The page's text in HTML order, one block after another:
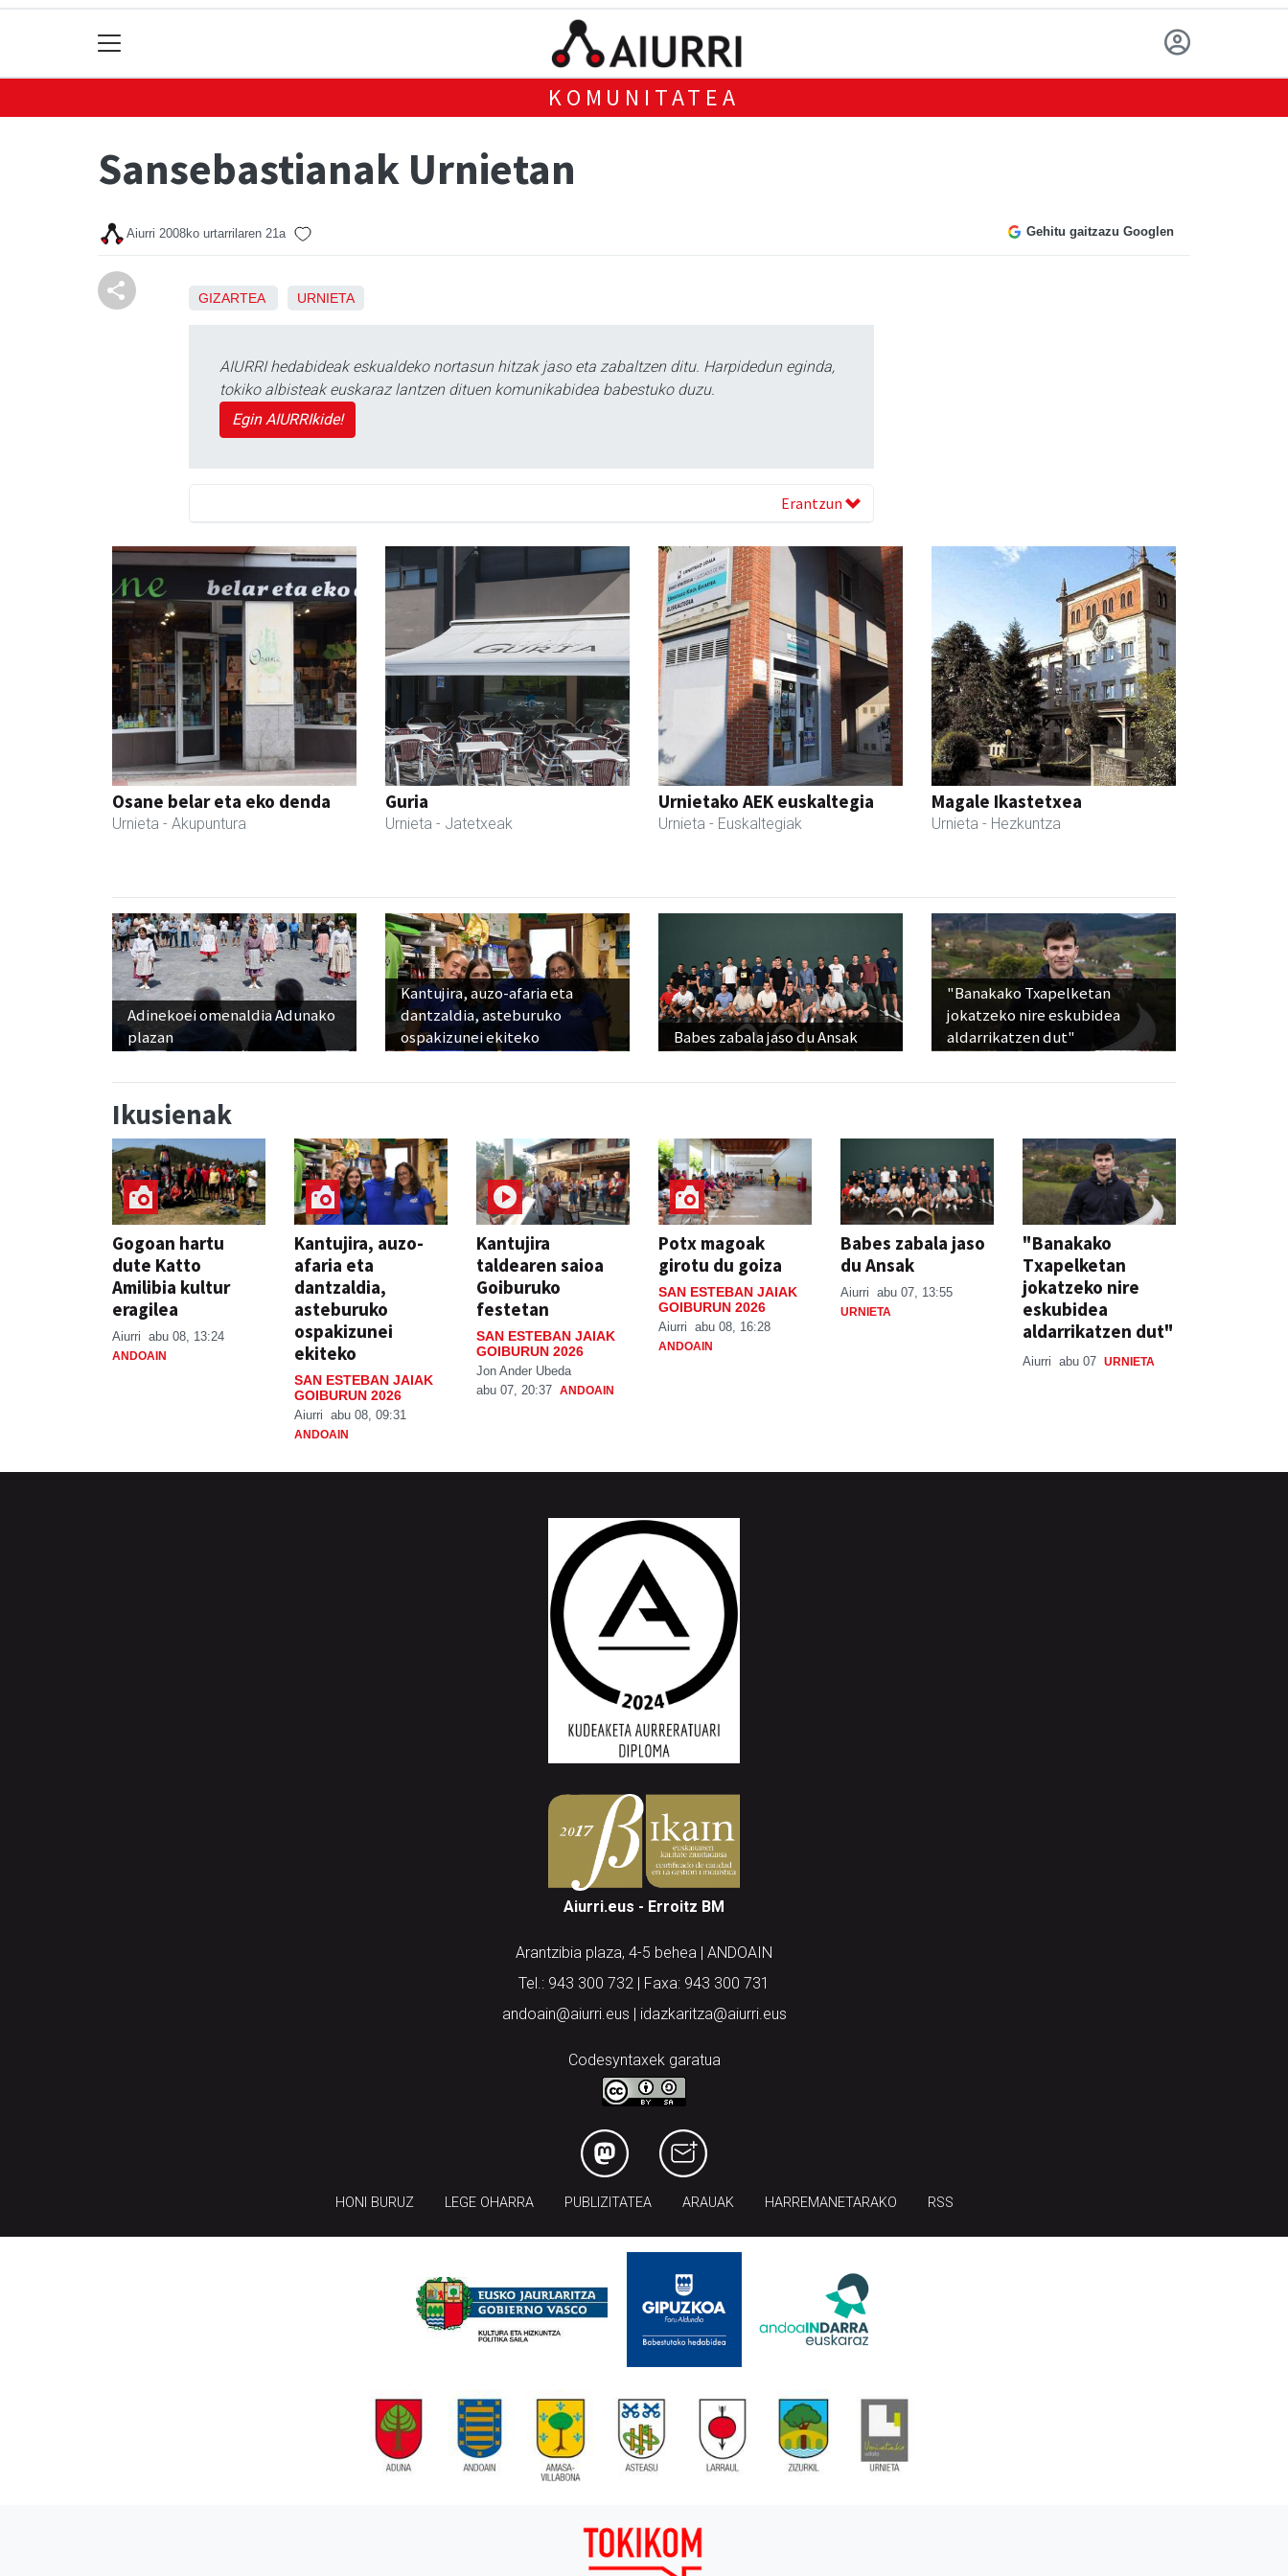
KOMUNITATEA
Sansebastianak Urnietan
Aiurri 2008ko urtarrilaren 21a Gehitu gaitzazu Googlen
GIZARTEA URNIETA
AIURRI hedabideak eskualdeko nortasun hitzak jaso eta zabaltzen ditu. Harpidedun eginda,
tokiko albisteak euskaraz lantzen dituen komunikabidea babestuko duzu.
Egin AIURRIkide!
Erantzun
Osane belar eta eko denda
Urnieta - Akupuntura
Guria
Urnieta - Jatetxeak
Urnietako AEK euskaltegia
Urnieta - Euskaltegiak
Magale Ikastetxea
Urnieta - Hezkuntza
Adinekoei omenaldia Adunako
plazan
Kantujira, auzo-afaria eta
dantzaldia, asteburuko
ospakizunei ekiteko
Babes zabala jaso du Ansak
"Banakako Txapelketan
jokatzeko nire eskubidea
aldarrikatzen dut"
Ikusienak
Gogoan hartu
dute Katto
Amilibia kultur
eragilea
Aiurri abu 08, 13:24
ANDOAIN
Kantujira, auzo-
afaria eta
dantzaldia,
asteburuko
ospakizunei
ekiteko
SAN ESTEBAN JAIAK
GOIBURUN 2026
Aiurri abu 08, 09:31
ANDOAIN
Kantujira
taldearen saioa
Goiburuko
festetan
SAN ESTEBAN JAIAK
GOIBURUN 2026
Jon Ander Ubeda
abu 07, 20:37 ANDOAIN
Potx magoak
girotu du goiza
SAN ESTEBAN JAIAK
GOIBURUN 2026
Aiurri abu 08, 16:28
ANDOAIN
Babes zabala jaso
du Ansak
Aiurri abu 07, 13:55
URNIETA
"Banakako
Txapelketan
jokatzeko nire
eskubidea
aldarrikatzen dut"
Aiurri abu 07 URNIETA
Aiurri.eus - Erroitz BM
Arantzibia plaza, 4-5 behea | ANDOAIN
Tel.: 943 300 732 | Faxa: 943 300 731
andoain@aiurri.eus | idazkaritza@aiurri.eus
Codesyntaxek garatua
HONI BURUZ LEGE OHARRA PUBLIZITATEA ARAUAK HARREMANETARAKO RSS